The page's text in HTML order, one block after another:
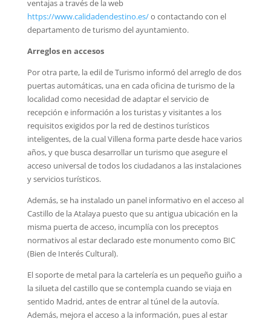
ventajas a través de la web
https://www.calidadendestino.es/o contactando con el
departamento de turismo del ayuntamiento.
Arreglos en accesos
Por otra parte, la edil de Turismo informó del arreglo de dos
puertas automáticas, una en cada oficina de turismo de la
localidad como necesidad de adaptar el servicio de
recepción e información a los turistas y visitantes a los
requisitos exigidos por la red de destinos turísticos
inteligentes, de la cual Villena forma parte desde hace varios
años, y que busca desarrollar un turismo que asegure el
acceso universal de todos los ciudadanos a las instalaciones
y servicios turísticos.
Además, se ha instalado un panel informativo en el acceso al
Castillo de la Atalaya puesto que su antigua ubicación en la
misma puerta de acceso, incumplía con los preceptos
normativos al estar declarado este monumento como BIC
(Bien de Interés Cultural).
El soporte de metal para la cartelería es un pequeño guiño a
la silueta del castillo que se contempla cuando se viaja en
sentido Madrid, antes de entrar al túnel de la autovía.
Además, mejora el acceso a la información, pues al estar